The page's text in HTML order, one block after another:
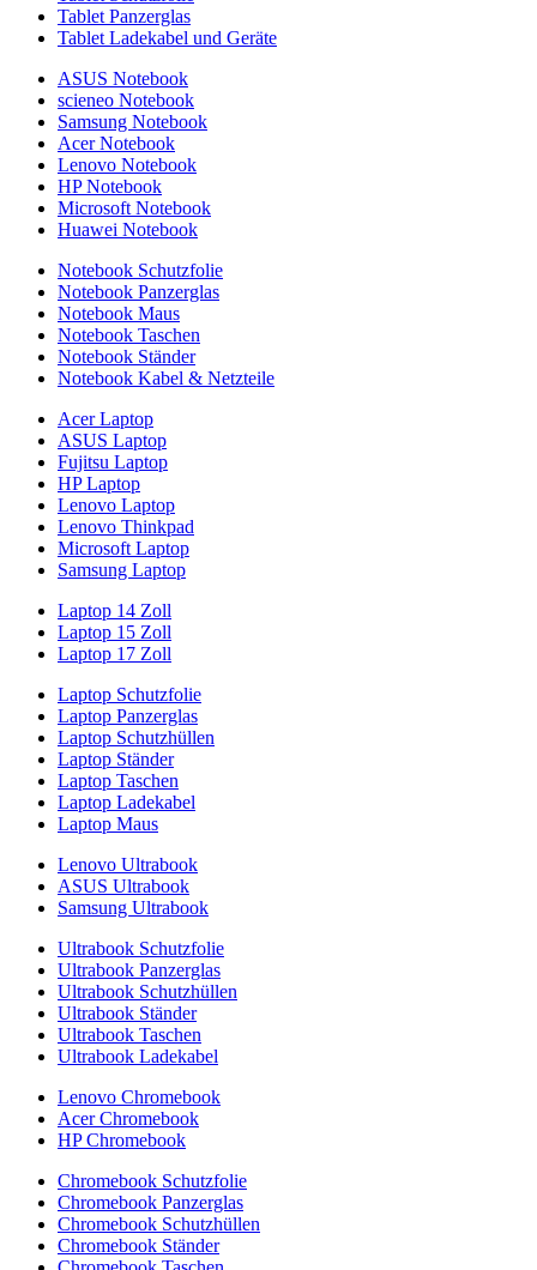
Tablet Panzerglas
Tablet Ladekabel und Geräte
ASUS Notebook
scieneo Notebook
Samsung Notebook
Acer Notebook
Lenovo Notebook
HP Notebook
Microsoft Notebook
Huawei Notebook
Notebook Schutzfolie
Notebook Panzerglas
Notebook Maus
Notebook Taschen
Notebook Ständer
Notebook Kabel & Netzteile
Acer Laptop
ASUS Laptop
Fujitsu Laptop
HP Laptop
Lenovo Laptop
Lenovo Thinkpad
Microsoft Laptop
Samsung Laptop
Laptop 14 Zoll
Laptop 15 Zoll
Laptop 17 Zoll
Laptop Schutzfolie
Laptop Panzerglas
Laptop Schutzhüllen
Laptop Ständer
Laptop Taschen
Laptop Ladekabel
Laptop Maus
Lenovo Ultrabook
ASUS Ultrabook
Samsung Ultrabook
Ultrabook Schutzfolie
Ultrabook Panzerglas
Ultrabook Schutzhüllen
Ultrabook Ständer
Ultrabook Taschen
Ultrabook Ladekabel
Lenovo Chromebook
Acer Chromebook
HP Chromebook
Chromebook Schutzfolie
Chromebook Panzerglas
Chromebook Schutzhüllen
Chromebook Ständer